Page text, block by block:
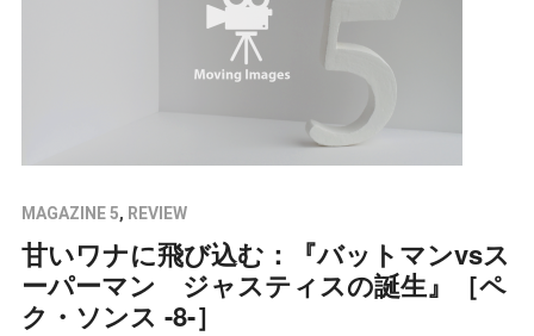
MAGAZINE 5, REVIEW
甘いワナに飛び込む：『バットマンvsス
ーパーマン ジャスティスの誕生』［ペ
ク・ソンス -8-］